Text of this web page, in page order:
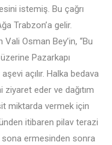
istemiş. Bu çağrı
Trabzon’a gelir.
Vali Osman Bey’in, “Bu
Pazarkapı
açılır. Halka bedava
ziyaret eder ve dağıtım
miktarda vermek için
itibaren pilav terazi
sona ermesinden sonra